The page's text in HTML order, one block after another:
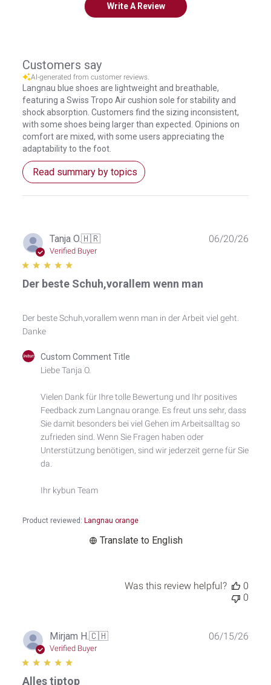
Write A Review
Customers say
AI-generated from customer reviews.
Langnau blue shoes are lightweight and breathable,
featuring a Swiss Tropo Air cushion sole for stability and
shock absorption. Customers find the sizing inconsistent,
with some shoes being larger than expected. Opinions on
comfort are mixed, with some users appreciating the
adaptability to the foot.
Read summary by topics
Tanja O.🇭🇷
Verified Buyer
Der beste Schuh,vorallem wenn man
Der beste Schuh,vorallem wenn man in der Arbeit viel geht.
Danke
Product reviewed: Langnau orange
Comments
Review
Custom
Comment
2026
Custom Comment Title
Liebe Tanja O.
Vielen Dank für Ihre tolle Bewertung und Ihr positives
Feedback zum Langnau orange. Es freut uns sehr, dass
Sie damit besonders bei viel Gehen im Arbeitsalltag so
zufrieden sind. Wenn Sie Fragen haben oder
Unterstützung benötigen, sind wir jederzeit gerne für Sie
da.
Ihr kybun Team
Translate to English
06/20/26
Was this review helpful?
0
0
Mirjam H. 🇨🇭
Verified Buyer
Alles tiptop
06/15/26